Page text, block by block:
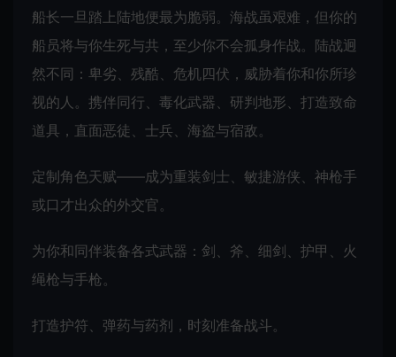
船长一旦踏上陆地便最为脆弱。海战虽艰难，但你的
船员将与你生死与共，至少你不会孤身作战。陆战迥
然不同：卑劣、残酷、危机四伏，威胁着你和你所珍
视的人。携伴同行、毒化武器、研判地形、打造致命
道具，直面恶徒、士兵、海盗与宿敌。
定制角色天赋——成为重装剑士、敏捷游侠、神枪手
或口才出众的外交官。
为你和同伴装备各式武器：剑、斧、细剑、护甲、火
绳枪与手枪。
打造护符、弹药与药剂，时刻准备战斗。